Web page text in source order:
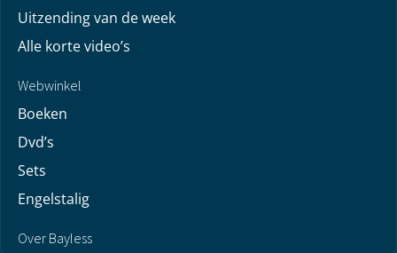
Uitzending van de week
Alle korte video’s
Webwinkel
Boeken
Dvd’s
Sets
Engelstalig
Over Bayless